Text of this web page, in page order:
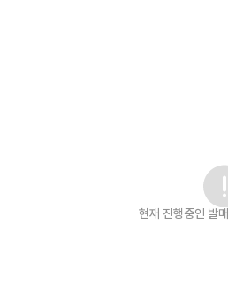
현재 진행중인 발매